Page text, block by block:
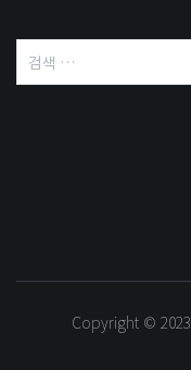
검
색:
Copyright © 2023